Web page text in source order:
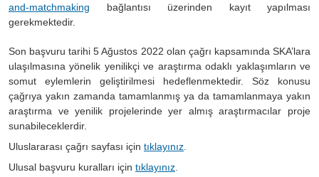
and-matchmaking bağlantısı üzerinden kayıt yapılması
gerekmektedir.
Son başvuru tarihi 5 Ağustos 2022 olan çağrı kapsamında SKA’lara
ulaşılmasına yönelik yenilikçi ve araştırma odaklı yaklaşımların ve
somut eylemlerin geliştirilmesi hedeflenmektedir. Söz konusu
çağrıya yakın zamanda tamamlanmış ya da tamamlanmaya yakın
araştırma ve yenilik projelerinde yer almış araştırmacılar proje
sunabileceklerdir.
Uluslararası çağrı sayfası için tıklayınız
Ulusal başvuru kuralları için tıklayınız